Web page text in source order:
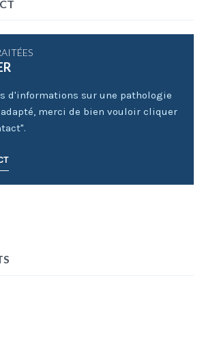
d'informations sur une pathologie
merci de bien vouloir cliquer